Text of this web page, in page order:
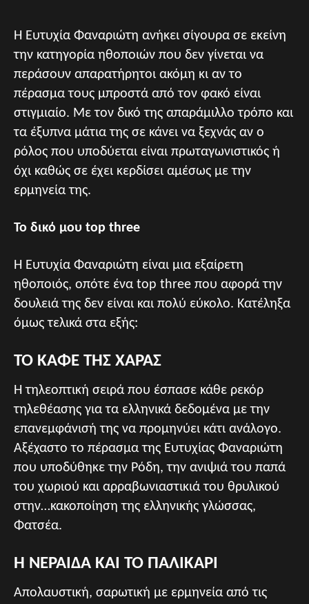
Η Ευτυχία Φαναριώτη ανήκει σίγουρα σε εκείνη
την κατηγορία ηθοποιών που δεν γίνεται να
περάσουν απαρατήρητοι ακόμη κι αν το
πέρασμα τους μπροστά από τον φακό είναι
στιγμιαίο. Με τον δικό της απαράμιλλο τρόπο και
τα έξυπνα μάτια της σε κάνει να ξεχνάς αν ο
ρόλος που υποδύεται είναι πρωταγωνιστικός ή
όχι καθώς σε έχει κερδίσει αμέσως με την
ερμηνεία της.
Το δικό μου top three
Η Ευτυχία Φαναριώτη είναι μια εξαίρετη
ηθοποιός, οπότε ένα top three που αφορά την
δουλειά της δεν είναι και πολύ εύκολο. Κατέληξα
όμως τελικά στα εξής:
ΤΟ ΚΑΦΕ ΤΗΣ ΧΑΡΑΣ
Η τηλεοπτική σειρά που έσπασε κάθε ρεκόρ
τηλεθέασης για τα ελληνικά δεδομένα με την
επανεμφάνισή της να προμηνύει κάτι ανάλογο.
Αξέχαστο το πέρασμα της Ευτυχίας Φαναριώτη
που υποδύθηκε την Ρόδη, την ανιψιά του παπά
του χωριού και αρραβωνιαστικιά του θρυλικού
στην…κακοποίηση της ελληνικής γλώσσας,
Φατσέα.
Η ΝΕΡΑΙΔΑ ΚΑΙ ΤΟ ΠΑΛΙΚΑΡΙ
Απολαυστική, σαρωτική με ερμηνεία από τις